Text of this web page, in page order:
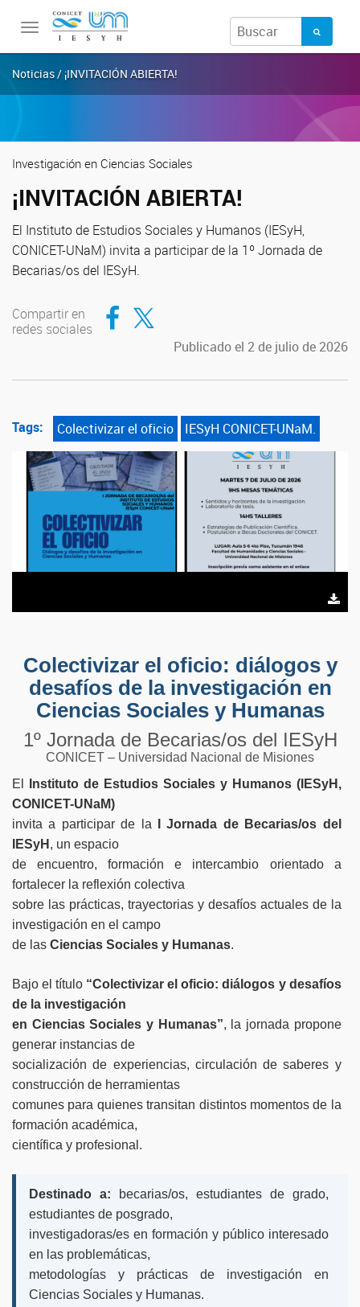
Toggle
Noticias / ¡INVITACIÓN ABIERTA!
Investigación en Ciencias Sociales
¡INVITACIÓN ABIERTA!
El Instituto de Estudios Sociales y Humanos (IESyH,
CONICET-UNaM) invita a participar de la 1º Jornada de
Becarias/os del IESyH.
Compartir en
redes sociales
Compartir en Facebook
Compartir en Twitter
Publicado el 2 de julio de 2026
Tags: Colectivizar el oficio IESyH CONICET-UNaM.
Colectivizar el oficio: diálogos y
desafíos de la investigación en
Ciencias Sociales y Humanas
1º Jornada de Becarias/os del IESyH
CONICET – Universidad Nacional de Misiones
El
Instituto de Estudios Sociales y Humanos (IESyH,
CONICET-UNaM)
invita a participar de la
I Jornada de Becarias/os del
IESyH , un espacio
de encuentro, formación e intercambio orientado a
fortalecer la reflexión colectiva
sobre las prácticas, trayectorias y desafíos actuales de la
investigación en el campo
de las Ciencias Sociales y Humanas.
Bajo el título “Colectivizar el oficio: diálogos y desafíos
de la investigación
en Ciencias Sociales y Humanas”, la jornada propone
generar instancias de
socialización de experiencias, circulación de saberes y
construcción de herramientas
comunes para quienes transitan distintos momentos de la
formación académica,
científica y profesional.
Destinado a: becarias/os, estudiantes de grado,
estudiantes de posgrado,
investigadoras/es en formación y público interesado
en las problemáticas,
metodologías y prácticas de investigación en
Ciencias Sociales y Humanas.